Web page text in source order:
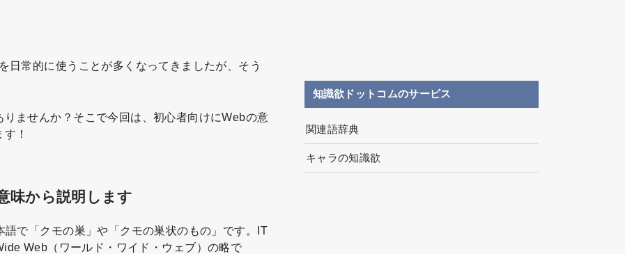
日常的に使うことが多くなってきましたが、そう
ませんか？そこで今回は、初心者向けにWebの意
！
味から説明します
で「クモの巣」や「クモの巣状のもの」です。IT
Web（ワールド・ワイド・ウェブ）の略で
知識欲ドットコムのサービス
関連語辞典
キャラの知識欲